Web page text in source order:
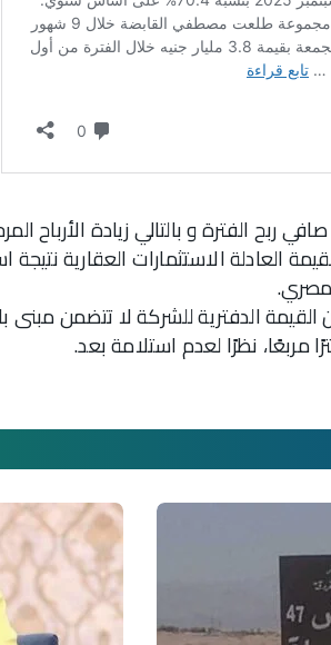
العادلة الاستثمارات العقارية
القيمة الدفترية للشركة لا تتضمن